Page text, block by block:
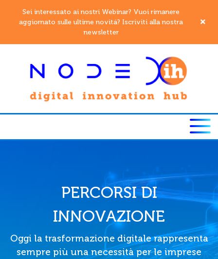
Sei interessato ai nostri Webinar? Vuoi rimanere
aggiornato sulle ultime novitá? Iscriviti alla nostra
newsletter
PERCORSI DI
INNOVAZIONE
Oggi la trasformazione digitale rappresenta
sempre più una necessità per le imprese